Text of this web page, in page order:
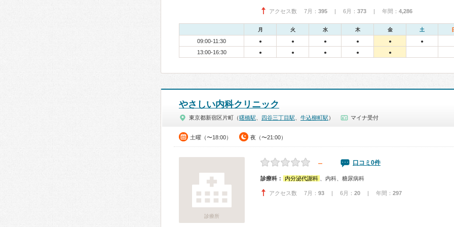
アクセス数 7月： 395 | 6月： 373 | 年間： 4,286
月 火 水 木 金 土
09:00-11:30 ● ● ● ● ● ●
13:00-16:30 ● ● ● ● ●
やさしい内科クリニック
東京都新宿区片町（曙橋駅 四谷三丁目駅 牛込柳町駅 ） マイナ受付
土曜（〜18:00） 夜（〜21:00）
診療所
－ 口コミ0件
診療科： 内分泌代謝科 、内科、糖尿病科
アクセス数 7月： 93 | 6月： 20 | 年間： 297